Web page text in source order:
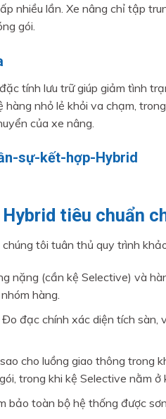
nhiều lần. Xe nâng chỉ tập
gói.
tính lưu trữ giúp giảm tình
nhỏ lẻ khỏi va chạm,
của xe nâng.
tiêu chuẩn
tôi tuân thủ quy trình
nặng (cần kệ Selective) và
hàng.
đạc chính xác diện tích sàn,
cho luồng giao thông trong
trong khi kệ Selective nằm ở
bảo toàn bộ hệ thống được